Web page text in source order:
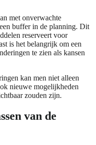
met onverwachte
buffer in de planning. Dit
reserveert voor
is het belangrijk om een
te zien als kansen
kan men niet alleen
nieuwe mogelijkheden
zouden zijn.
van de